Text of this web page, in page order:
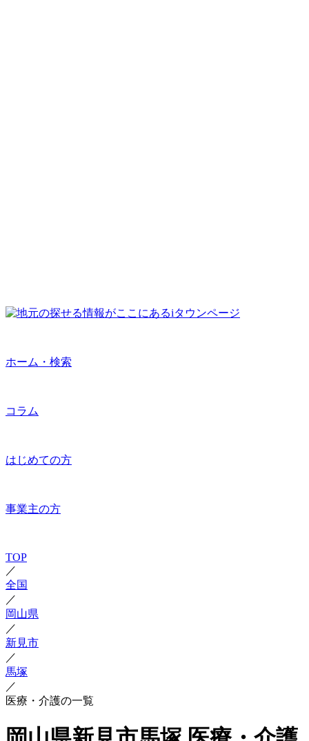
ホーム・検索
コラム
はじめての方
事業主の方
TOP
／
全国
／
岡山県
／
新見市
／
馬塚
／
医療・介護の一覧